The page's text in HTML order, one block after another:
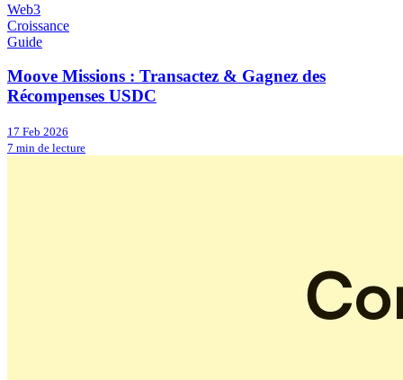
Web3
Croissance
Guide
Moove Missions : Transactez & Gagnez des
Récompenses USDC
17 Feb 2026
7 min de lecture